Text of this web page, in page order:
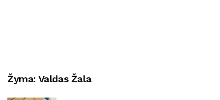
Žyma: Valdas Žala